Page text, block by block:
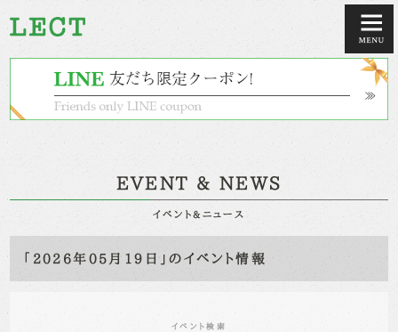
EVENT & NEWS
イベント&ニュース
「2026年05月19日」のイベント情報
イベント検索